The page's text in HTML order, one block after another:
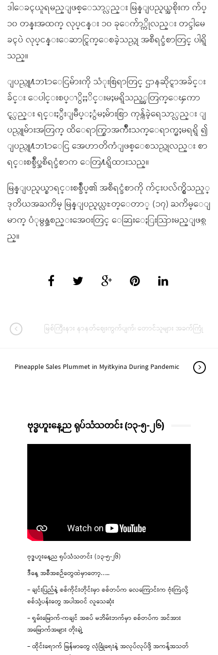
ဒါေခၚယူရမည္ျဖစ္ေသာ္လည္း မြန္ျပည္နယ္အစိုးက က်ပ္
၁၀ တန္းအထက္ လုပ္ငန္း ၁၀ ခုေက်ာ္ကိုလည္း တင္ဒါမေ
ခၚပဲ လုပ္ငန္းေဆာင္ရြက္ေစခဲ့သည္ဟု အစီရင္ခံစာတြင္ ပါရွိ
သည္။
ျပည္သူ႔ဘ႑ာေငြမ်ားကို သံုးစြဲရာတြင္ ဌာနဆိုင္ရာအခ်င္း
ခ်င္း ေပါင္းစပ္ၫွိႏႈိင္းမႈမရွိသည့္အတြက္ေၾကာ
င့္လည္း ရင္းႏွီးျမဳပ္ႏွံမႈမ်ားစြာ ကုန္က်ခဲ့ရေသာ္လည္း ျ
ပည္သူမ်ားအတြက္ ထိေရာက္စြာအက်ဳိးသက္ေရာက္မႈမရရွိ ၍
ျပည္သူ႔ဘ႑ာေငြ အေဟာတိကံျဖစ္ေစသည္ဟုလည္း စာ
ရင္းစစ္ခ်ဳပ္အစီရင္ခံစာက ေတြ႔ရွိထားသည္။
မြန္ျပည္နယ္စာရင္းစစ္ခ်ဳပ္၏ အစီရင္ခံစာကို က်င္းပလ်က္ရွိသည့္
ဒုတိယအႀကိမ္ မြန္ျပည္နယ္လႊတ္ေတာ္ (၁၇) ႀကိမ္ေျ
မာက္ ပံုမွန္အစည္းအေဝးတြင္ ေဆြးေႏြးသြားမည္ျဖစ္သ
ည္။
မြစ်ကြီးနား နာနတ်ဈေးကွက်ပျက်၊ တောင်သူများ အခက်ကြုံ
Pineapple Sales Plummet in Myitkyina During Pandemic
ဗုဒ္ဓဟူးနေ့ည ရုပ်သံသတင်း (၁၃-၅-၂၆)
ဗုဒ္ဓဟူးနေ့ည ရုပ်သံသတင်း (၁၃-၅-၂၆)
ဒီနေ့ အစီအစဉ်တွေထဲမှာတော့…..
– ချင်းပြည်နဲ့ စစ်ကိုင်းတိုင်းမှာ စစ်တပ်က လေကြောင်းက ဗုံးကြဲလို့
စစ်သုံ့ပန်းတွေ အပါအဝင် လူသေဆုံး
– ရှမ်းမြောက်-ကချင် အစပ် မဘိမ်းဘက်မှာ စစ်တပ်က အင်အား
အမြောက်အများ တိုးချဲ့
– ထိုင်းရောက် မြန်မာတွေ လုံခြုံရေးနဲ့ အလုပ်လုပ်ဖို့ အကန့်အသတ်